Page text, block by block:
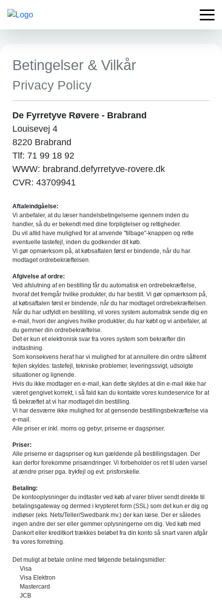
Betingelser & Vilkår
Privacy Policy
De Fyrretyve Røvere - Brabrand
Louisevej 4
8220 Brabrand
Tlf: 71 99 18 92
WWW: brabrand.defyrretyve-rovere.dk
CVR: 43709941
Aftaleindgåelse:
Vi anbefaler, at du læser handelsbetingelserne igennem inden du
handler, så du er bekendt med dine forpligtelser og rettigheder.
Du vil altid have mulighed for at anvende "tilbage"-knappen og rette
eventuelle tastefejl, inden du godkender dit køb.
Vi gør opmærksom på, at købsaftalen først er bindende, når du har
modtaget ordrebekræftelsen.
Afgivelse af ordre:
Ved afslutning af en bestilling får du automatisk en ordrebekræftelse,
hvoraf det fremgår hvilke produkter, du har bestilt. Vi gør opmærksom på,
at købsaftalen først er bindende, når du har modtaget ordrebekræftelsen.
Når du har udfyldt en bestilling, vil vores system automatisk sende dig en
e-mail, hvori der angives hvilke produkt/er, du har købt og vi anbefaler, at
du gemmer din ordrebekræftelse.
Det er kun et elektronisk svar fra vores system som bekræfter din
indtastning.
Som konsekvens heraf har vi mulighed for at annullere din ordre såfremt
fejlen skyldes: tastefejl, tekniske problemer, leveringssvigt, udsolgte
situationer og lignende.
Hvis du ikke modtager en e-mail, kan dette skyldes at din e-mail ikke har
været gengivet korrekt, i så fald kan du kontakte vores kundeservice for at
få bekræftet at vi har modtaget din bestilling.
Vi har desværre ikke mulighed for at gensende bestillingsbekræftelse via
e-mail.
Alle priser er inkl. moms og gebyr, priserne er dagspriser.
Priser:
Alle priserne er dagspriser og kun gældende på bestillingsdagen. Der
kan derfor forekomme prisændringer. Vi forbeholder os ret til uden varsel
at ændre priser pga. trykfejl og evt. prisforskelle.
Betaling:
De kontooplysninger du indtaster ved køb af varer bliver sendt direkte til
betalingsgateway og dermed i krypteret form (SSL) som det kun er dig og
indløser (eks. Nets/Teller/Swedbank mv.) der kan læse. Der er således
ingen andre der ser eller gemmer oplysningerne om dig. Ved køb med
Dankort eller kreditkort trækkes beløbet fra din konto så snart varen afgår
fra vores forretning.
Det muligt at betale online med følgende betalingsmidler:
Visa
Visa Elektron
Mastercard
JCB